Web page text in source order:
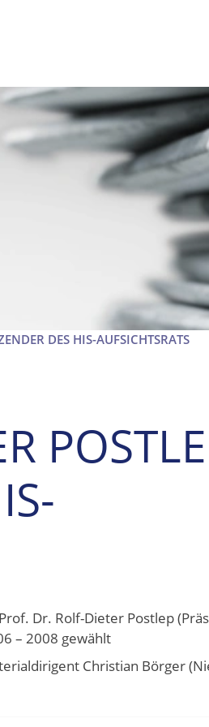
DES HIS-AUFSICHTSRATS
Dr. Rolf-Dieter Postlep
– 2008 gewählt
Christian Börger